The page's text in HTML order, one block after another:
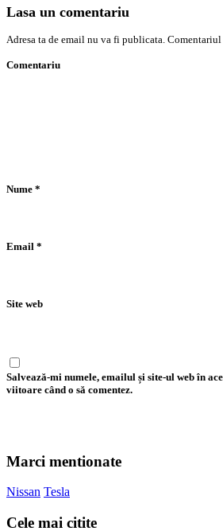
Lasa un comentariu
Adresa ta de email nu va fi publicata.
Comentariu
Nume *
Email *
Site web
Salvează-mi numele, emailul și site-ul web în
viitoare când o să comentez.
Marci mentionate
Nissan Tesla
Cele mai citite